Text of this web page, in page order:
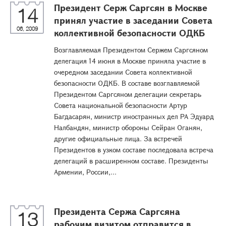
14
06, 2009
Президент Серж Саргсян в Москве
принял участие в заседании Совета
коллективной безопасности ОДКБ
Возглавляемая Президентом Сержем Саргсяном
делегация 14 июня в Москве приняла участие в
очередном заседании Совета коллективной
безопасности ОДКБ. В составе возглавляемой
Президентом Саргсяном делегации секретарь
Совета национальной безопасности Артур
Багдасарян, министр иностранных дел РА Эдуард
Налбандян, министр обороны Сейран Оганян,
другие официальные лица. За встречей
Президентов в узком составе последовала встреча
делегаций в расширенном составе. Президенты
Армении, России,...
13
Президента Сержа Саргсяна